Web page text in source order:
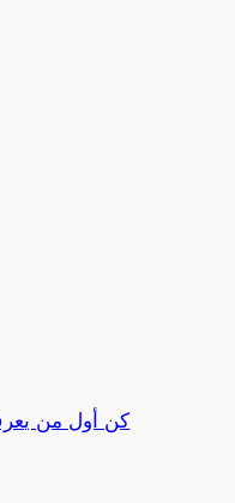
كن أول من